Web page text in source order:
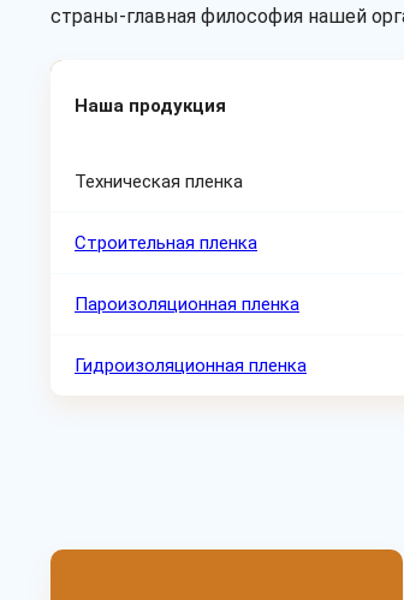
страны-главная философия нашей
Наша продукция
Техническая пленка
Строительная пленка
Пароизоляционная пленка
Гидроизоляционная пленка